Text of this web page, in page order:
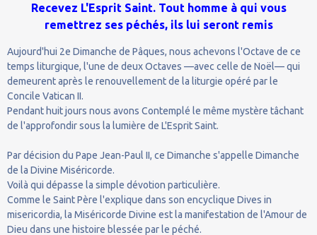
Recevez L'Esprit Saint. Tout homme à qui vous
remettrez ses péchés, ils lui seront remis
Aujourd'hui 2e Dimanche de Pâques, nous achevons l'Octave de ce
temps liturgique, l'une de deux Octaves —avec celle de Noël— qui
demeurent après le renouvellement de la liturgie opéré par le
Concile Vatican II.
Pendant huit jours nous avons Contemplé le même mystère tâchant
de l'approfondir sous la lumière de L'Esprit Saint.
Par décision du Pape Jean-Paul II, ce Dimanche s'appelle Dimanche
de la Divine Miséricorde.
Voilà qui dépasse la simple dévotion particulière.
Comme le Saint Père l'explique dans son encyclique Dives in
misericordia, la Miséricorde Divine est la manifestation de l'Amour de
Dieu dans une histoire blessée par le péché.